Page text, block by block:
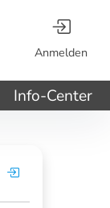
Anmelden
Info-Center